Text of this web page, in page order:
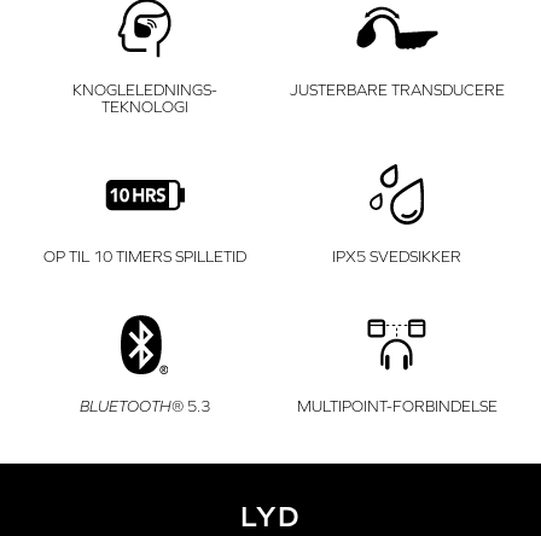
KNOGLELEDNINGS-
TEKNOLOGI
JUSTERBARE TRANSDUCERE
OP TIL 10 TIMERS SPILLETID IPX5 SVEDSIKKER
BLUETOOTH® 5.3 MULTIPOINT-FORBINDELSE
LYD